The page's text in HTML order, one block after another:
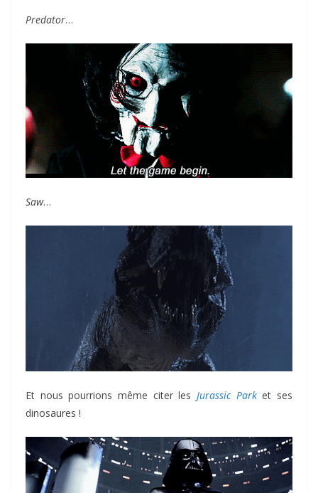
Predator…
Saw…
Et nous pourrions même citer les Jurassic Parket ses
dinosaures !